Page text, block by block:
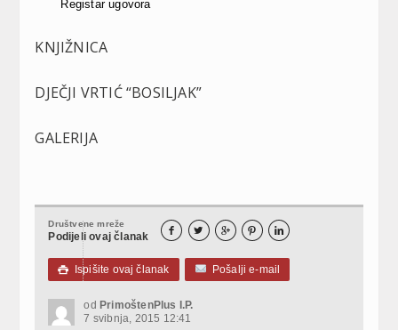
Registar ugovora
KNJIŽNICA
DJEČJI VRTIĆ “BOSILJAK”
GALERIJA
Društvene mreže
Podijeli ovaj članak     
 Ispišite ovaj članak Pošalji e-mail
od PrimoštenPlus I.P.
7 svibnja, 2015 12:41